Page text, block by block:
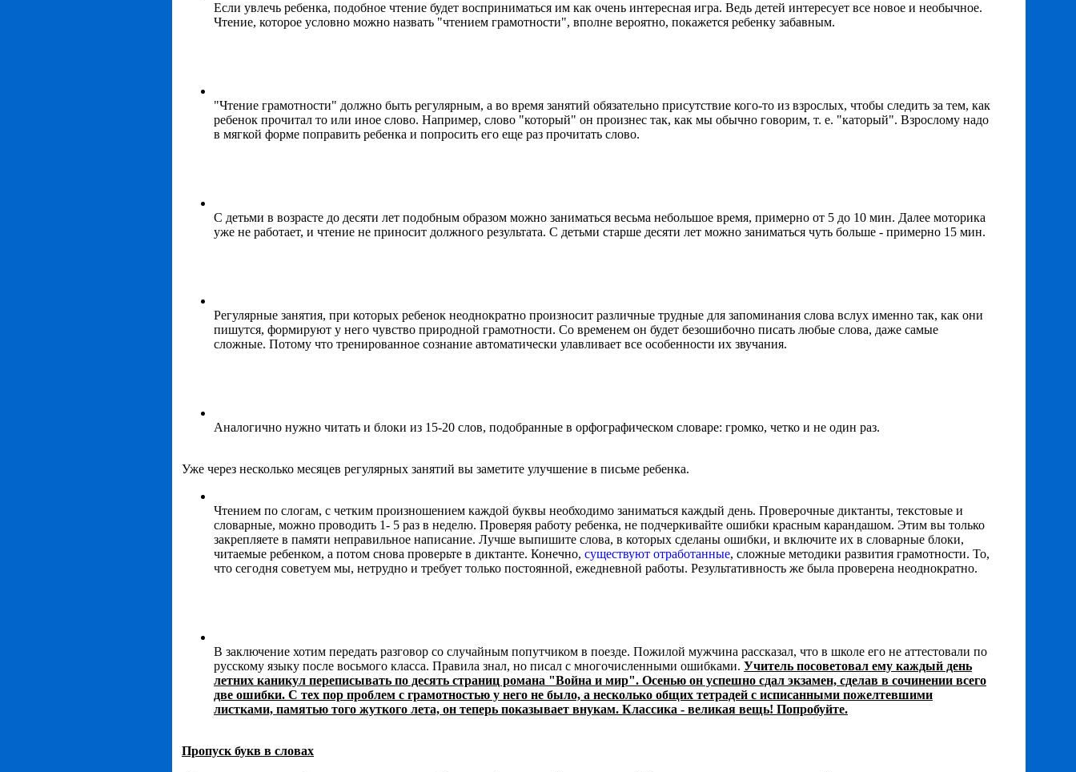
Если увлечь ребенка, подобное чтение будет восприниматься им как очень интересная игра. Ведь детей интересует все новое и необычное.
Чтение, которое условно можно назвать "чтением грамотности", вполне вероятно, покажется ребенку забавным.
"Чтение грамотности" должно быть регулярным, а во время занятий обязательно присутствие кого-то из взрослых, чтобы следить за тем, как
ребенок прочитал то или иное слово. Например, слово "который" он произнес так, как мы обычно говорим, т. е. "каторый". Взрослому надо
в мягкой форме поправить ребенка и попросить его еще раз прочитать слово.
С детьми в возрасте до десяти лет подобным образом можно заниматься весьма небольшое время, примерно от 5 до 10 мин. Далее моторика
уже не работает, и чтение не приносит должного результата. С детьми старше десяти лет можно заниматься чуть больше - примерно 15 мин.
Регулярные занятия, при которых ребенок неоднократно произносит различные трудные для запоминания слова вслух именно так, как они
пишутся, формируют у него чувство природной грамотности. Со временем он будет безошибочно писать любые слова, даже самые
сложные. Потому что тренированное сознание автоматически улавливает все особенности их звучания.
Аналогично нужно читать и блоки из 15-20 слов, подобранные в орфографическом словаре: громко, четко и не один раз.
Уже через несколько месяцев регулярных занятий вы заметите улучшение в письме ребенка.
Чтением по слогам, с четким произношением каждой буквы необходимо заниматься каждый день. Проверочные диктанты, текстовые и
словарные, можно проводить 1- 5 раз в неделю. Проверяя работу ребенка, не подчеркивайте ошибки красным карандашом. Этим вы только
закрепляете в памяти неправильное написание. Лучше выпишите слова, в которых сделаны ошибки, и включите их в словарные блоки,
читаемые ребенком, а потом снова проверьте в диктанте. Конечно, существуют отработанные, сложные методики развития грамотности. То,
что сегодня советуем мы, нетрудно и требует только постоянной, ежедневной работы. Результативность же была проверена неоднократно.
В заключение хотим передать разговор со случайным попутчиком в поезде. Пожилой мужчина рассказал, что в школе его не аттестовали по
русскому языку после восьмого класса. Правила знал, но писал с многочисленными ошибками. Учитель посоветовал ему каждый день
летних каникул переписывать по десять страниц романа "Война и мир". Осенью он успешно сдал экзамен, сделав в сочинении всего
две ошибки. С тех пор проблем с грамотностью у него не было, а несколько общих тетрадей с исписанными пожелтевшими
листками, памятью того жуткого лета, он теперь показывает внукам. Классика - великая вещь! Попробуйте.
Пропуск букв в словах